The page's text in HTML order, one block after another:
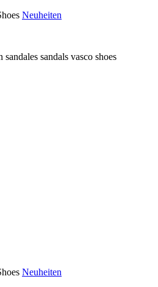
Neuheiten
Neuheiten